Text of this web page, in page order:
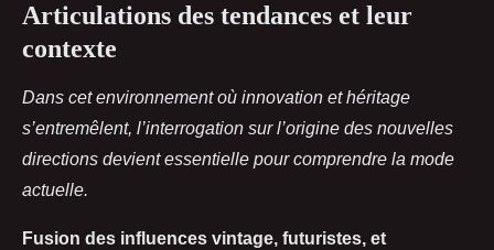
Articulations des tendances et leur
contexte
Dans cet environnement où innovation et héritage
s’entremêlent, l’interrogation sur l’origine des nouvelles
directions devient essentielle pour comprendre la mode
actuelle.
Fusion des influences vintage, futuristes, et